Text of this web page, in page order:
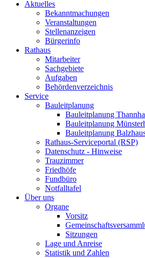
Aktuelles
Bekanntmachungen
Veranstaltungen
Stellenanzeigen
Bürgerinfo
Rathaus
Mitarbeiter
Sachgebiete
Aufgaben
Behördenverzeichnis
Service
Bauleitplanung
Bauleitplanung
Bauleitplanung
Bauleitplanung
Rathaus-Serviceportal (RSP)
Datenschutz - Hinweise
Trauzimmer
Friedhöfe
Fundbüro
Notfalltafel
Über uns
Organe
Vorsitz
Sitzungen
Lage und Anreise
Statistik und Zahlen